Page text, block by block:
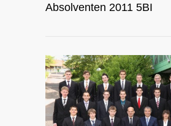
Absolventen 2011 5BI